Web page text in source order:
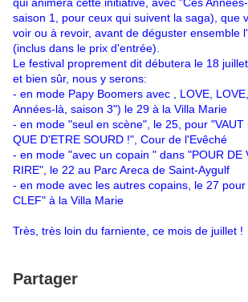
saison 1, pour ceux qui suivent la saga), que
voir ou à revoir, avant de déguster ensemble
(inclus dans le prix d'entrée).
Le festival proprement dit débutera le 18
et bien sûr, nous y serons:
- en mode Papy Boomers avec , LOVE,
Années-là, saison 3") le 29 à la Villa Marie
- en mode "seul en scène", le 25, pour "VAUT
QUE D'ETRE SOURD !", Cour de l'Evêché
- en mode "avec un copain " dans "POUR DE
RIRE", le 22 au Parc Areca de Saint-Aygulf
- en mode avec les autres copains, le 27 pour
CLEF" à la Villa Marie
Très, très loin du farniente, ce mois de juillet !
Partager